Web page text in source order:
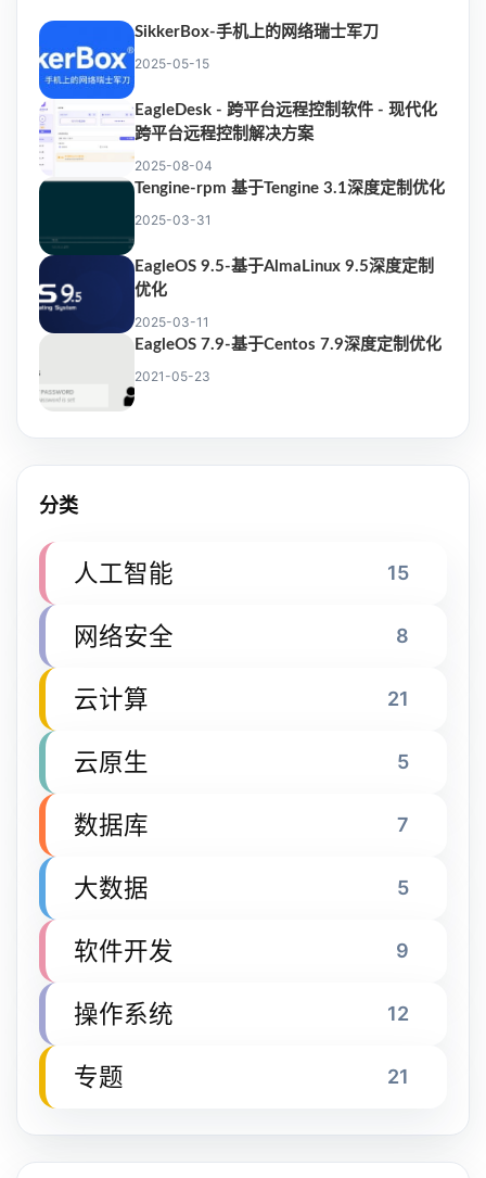
SikkerBox-手机上的网络瑞士军刀
2025-05-15
EagleDesk - 跨平台远程控制软件 - 现代化
跨平台远程控制解决方案
2025-08-04
Tengine-rpm 基于Tengine 3.1深度定制优化
2025-03-31
EagleOS 9.5-基于AlmaLinux 9.5深度定制
优化
2025-03-11
EagleOS 7.9-基于Centos 7.9深度定制优化
2021-05-23
分类
人工智能 15
网络安全 8
云计算 21
云原生 5
数据库 7
大数据 5
软件开发 9
操作系统 12
专题 21